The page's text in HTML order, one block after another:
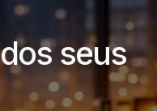
seus